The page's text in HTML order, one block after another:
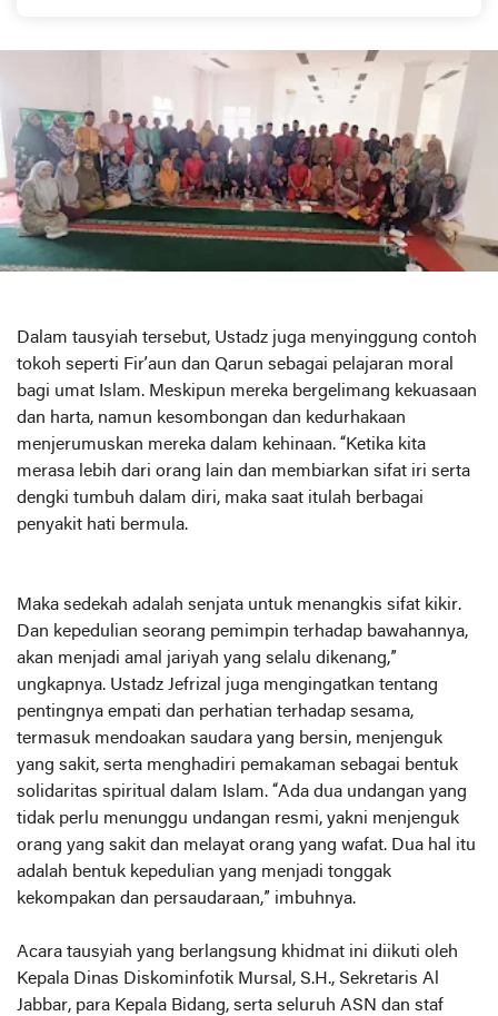
Dalam tausyiah tersebut, Ustadz juga menyinggung contoh
tokoh seperti Fir’aun dan Qarun sebagai pelajaran moral
bagi umat Islam. Meskipun mereka bergelimang kekuasaan
dan harta, namun kesombongan dan kedurhakaan
menjerumuskan mereka dalam kehinaan. “Ketika kita
merasa lebih dari orang lain dan membiarkan sifat iri serta
dengki tumbuh dalam diri, maka saat itulah berbagai
penyakit hati bermula.
Maka sedekah adalah senjata untuk menangkis sifat kikir.
Dan kepedulian seorang pemimpin terhadap bawahannya,
akan menjadi amal jariyah yang selalu dikenang,”
ungkapnya. Ustadz Jefrizal juga mengingatkan tentang
pentingnya empati dan perhatian terhadap sesama,
termasuk mendoakan saudara yang bersin, menjenguk
yang sakit, serta menghadiri pemakaman sebagai bentuk
solidaritas spiritual dalam Islam. “Ada dua undangan yang
tidak perlu menunggu undangan resmi, yakni menjenguk
orang yang sakit dan melayat orang yang wafat. Dua hal itu
adalah bentuk kepedulian yang menjadi tonggak
kekompakan dan persaudaraan,” imbuhnya.
Acara tausyiah yang berlangsung khidmat ini diikuti oleh
Kepala Dinas Diskominfotik Mursal, S.H., Sekretaris Al
Jabbar, para Kepala Bidang, serta seluruh ASN dan staf